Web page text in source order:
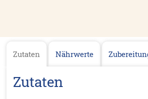
Zutaten Nährwerte
Zutaten